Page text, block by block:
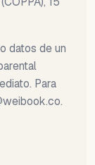
datos de un
Para
.